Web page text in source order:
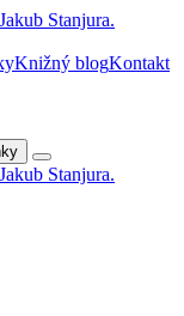
Knižný blogKontakt